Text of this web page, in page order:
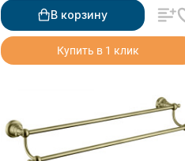
В корзину
Купить в 1 клик